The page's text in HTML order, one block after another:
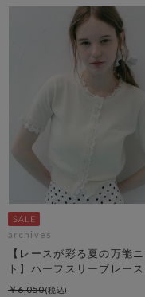
archives
【レースが彩る夏の万能
ト】ハーフスリーブレース
ヤードニットカーディガン
￥6,050